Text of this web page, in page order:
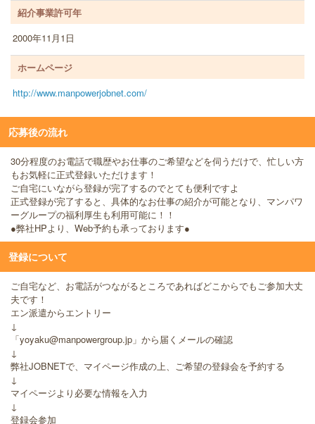
紹介事業許可年
2000年11月1日
ホームページ
http://www.manpowerjobnet.com/
応募後の流れ
30分程度のお電話で職歴やお仕事のご希望などを伺うだけで、忙しい方
もお気軽に正式登録いただけます！
ご自宅にいながら登録が完了するのでとても便利ですよ
正式登録が完了すると、具体的なお仕事の紹介が可能となり、マンパワ
ーグループの福利厚生も利用可能に！！
●弊社HPより、Web予約も承っております●
登録について
ご自宅など、お電話がつながるところであればどこからでもご参加大丈
夫です！
エン派遣からエントリー
↓
「yoyaku@manpowergroup.jp」から届くメールの確認
↓
弊社JOBNETで、マイページ作成の上、ご希望の登録会を予約する
↓
マイページより必要な情報を入力
↓
登録会参加